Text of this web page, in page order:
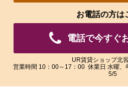
い
だ
お電話の方は
電話で今すぐ
UR賃貸ショップ北
営業時間 10：00～17：00 休業日 水曜、
5/5